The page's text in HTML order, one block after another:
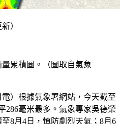
）
累積圖。（圖取自氣象
電）根據氣象署網站，今天截至
286毫米最多。氣象專家吳德榮
8月4日，慎防劇烈天氣；8月6